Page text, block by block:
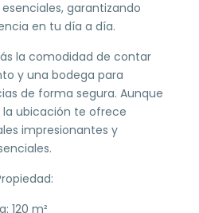
garantizando
en tu día a día.
la comodidad de contar
y una bodega para
de forma segura. Aunque
la ubicación te ofrece
impresionantes y
120 m²